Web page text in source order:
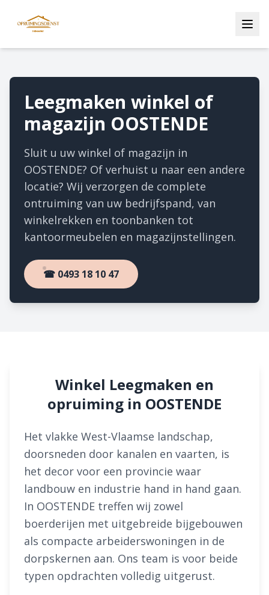
Leegmaken winkel of
magazijn OOSTENDE
Sluit u uw winkel of magazijn in
OOSTENDE? Of verhuist u naar een andere
locatie? Wij verzorgen de complete
ontruiming van uw bedrijfspand, van
winkelrekken en toonbanken tot
kantoormeubelen en magazijnstellingen.
☎ 0493 18 10 47
Winkel Leegmaken en
opruiming in OOSTENDE
Het vlakke West-Vlaamse landschap,
doorsneden door kanalen en vaarten, is
het decor voor een provincie waar
landbouw en industrie hand in hand gaan.
In OOSTENDE treffen wij zowel
boerderijen met uitgebreide bijgebouwen
als compacte arbeiderswoningen in de
dorpskernen aan. Ons team is voor beide
typen opdrachten volledig uitgerust.